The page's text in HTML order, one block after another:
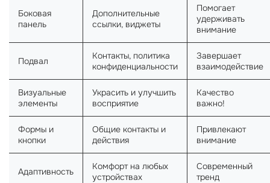
Боковая
панель
Дополнительные
ссылки, виджеты
Помогает
удерживать
внимание
Подвал
Контакты, политика
конфиденциальности
Завершает
взаимодействие
Визуальные
элементы
Украсить и улучшить
восприятие
Качество
важно!
Формы и
кнопки
Общие контакты и
действия
Привлекают
внимание
Адаптивность
Комфорт на любых
устройствах
Современный
тренд